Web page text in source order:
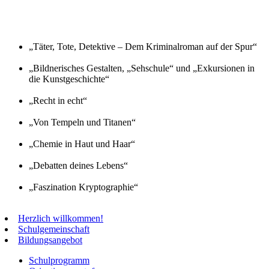
„Täter, Tote, Detektive – Dem Kriminalroman auf der Spur“
„Bildnerisches Gestalten, „Sehschule“ und „Exkursionen in
die Kunstgeschichte“
„Recht in echt“
„Von Tempeln und Titanen“
„Chemie in Haut und Haar“
„Debatten deines Lebens“
„Faszination Kryptographie“
Herzlich willkommen!
Schulgemeinschaft
Bildungsangebot
Schulprogramm